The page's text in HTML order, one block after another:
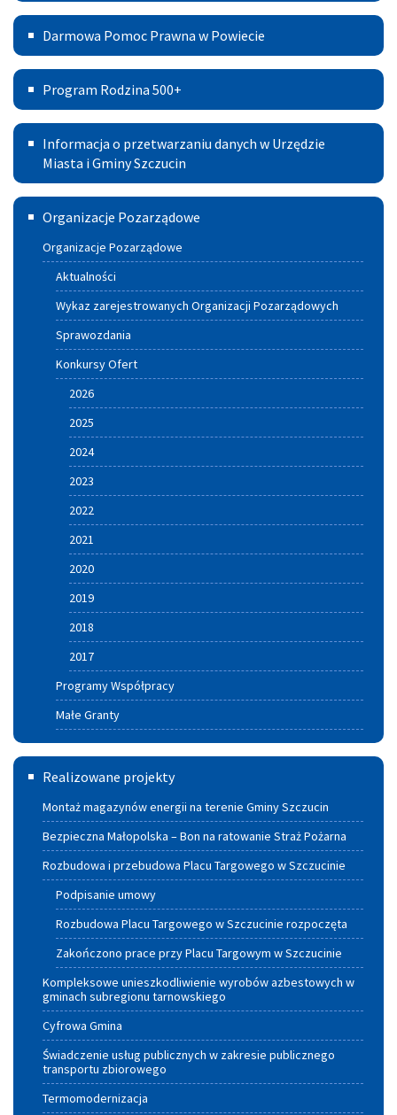
Gminy
Szczucin
na
lata
2021
–
2030
Darmowa
Pomoc
Prawna
w
Powiecie
Darmowa Pomoc Prawna w Powiecie
Program
Rodzina
500+
Program Rodzina 500+
Informacja
przetwarzaniu
danych
Urzędzie
Miasta
Gminy
Szczucin
Informacja o przetwarzaniu danych w Urzędzie
Miasta i Gminy Szczucin
Szczuciński
Portal
Aktywnych
Organizacje Pozarządowe
Organizacje Pozarządowe
Aktualności
Wykaz zarejestrowanych Organizacji Pozarządowych
Sprawozdania
Konkursy Ofert
2026
2025
2024
2023
2022
2021
2020
2019
2018
2017
Programy Współpracy
Małe Granty
Termomodernizacja
Realizowane projekty
Montaż magazynów energii na terenie Gminy Szczucin
Bezpieczna Małopolska – Bon na ratowanie Straż Pożarna
Rozbudowa i przebudowa Placu Targowego w Szczucinie
Podpisanie umowy
Rozbudowa Placu Targowego w Szczucinie rozpoczęta
Zakończono prace przy Placu Targowym w Szczucinie
Kompleksowe unieszkodliwienie wyrobów azbestowych w
gminach subregionu tarnowskiego
Cyfrowa Gmina
Świadczenie usług publicznych w zakresie publicznego
transportu zbiorowego
Termomodernizacja